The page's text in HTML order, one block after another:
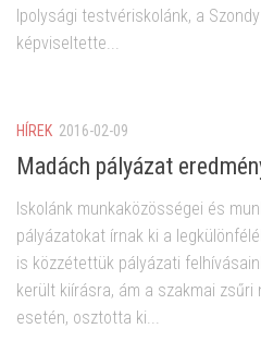
Ipolysági testvériskolánk, a
képviseltette...
HÍREK 2016-02-09
Madách pályázat
Iskolánk munkaközösségei és
pályázatokat írnak ki a
is közzétettük pályázati
került kiírásra, ám a szakmai
esetén, osztotta ki...